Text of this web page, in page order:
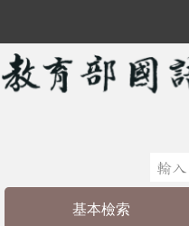
基本檢索